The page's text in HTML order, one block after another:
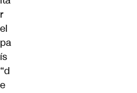
r
el
pa
ís
“d
e